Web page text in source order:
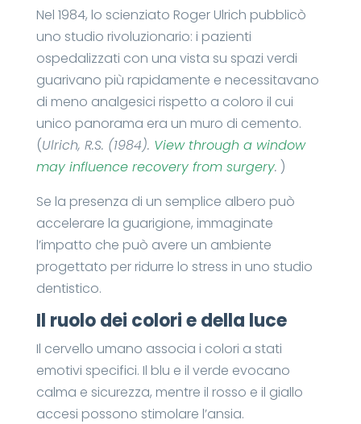
Nel 1984, lo scienziato Roger Ulrich pubblicò
uno studio rivoluzionario: i pazienti
ospedalizzati con una vista su spazi verdi
guarivano più rapidamente e necessitavano
di meno analgesici rispetto a coloro il cui
unico panorama era un muro di cemento.
(Ulrich, R.S. (1984). View through a window
may influence recovery from surgery. )
Se la presenza di un semplice albero può
accelerare la guarigione, immaginate
l’impatto che può avere un ambiente
progettato per ridurre lo stress in uno studio
dentistico.
Il ruolo dei colori e della luce
Il cervello umano associa i colori a stati
emotivi specifici. Il blu e il verde evocano
calma e sicurezza, mentre il rosso e il giallo
accesi possono stimolare l’ansia.